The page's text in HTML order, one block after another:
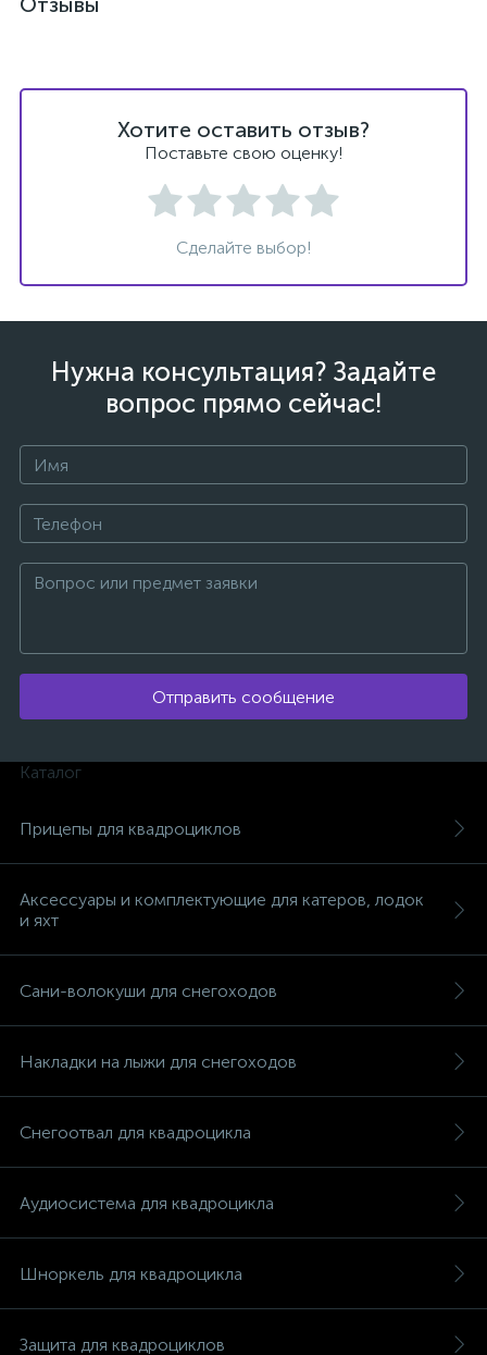
Хотите оставить отзыв?
Поставьте свою оценку!
Сделайте выбор!
Нужна консультация? Задайте
вопрос прямо сейчас!
Отправить сообщение
Каталог
Прицепы для квадроциклов
Аксессуары и комплектующие для катеров, лодок
и яхт
Сани-волокуши для снегоходов
Накладки на лыжи для снегоходов
Снегоотвал для квадроцикла
Аудиосистема для квадроцикла
Шноркель для квадроцикла
Защита для квадроциклов